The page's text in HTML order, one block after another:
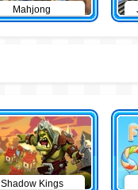
Mahjong
Shadow Kings